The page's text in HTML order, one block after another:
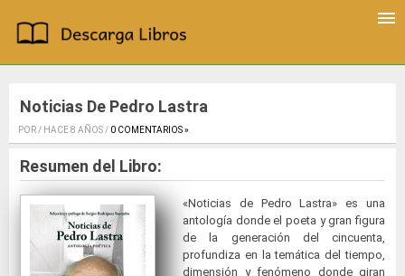
Noticias De Pedro Lastra
POR / HACE 8 AÑOS / 0 COMENTARIOS ».
Resumen del Libro:
«Noticias de Pedro Lastra» es una
antología donde el poeta y gran figura
de la generación del cincuenta,
profundiza en la temática del tiempo,
dimensión y fenómeno donde giran